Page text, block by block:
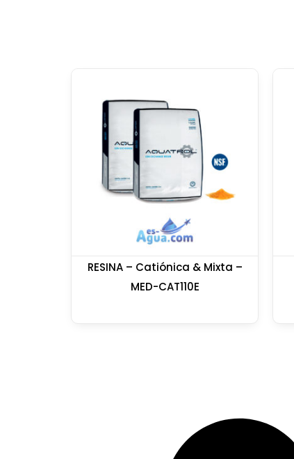
RESINA – Catiónica & Mixta –
MED-CAT110E